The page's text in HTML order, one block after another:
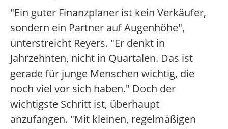
"Ein guter Finanzplaner ist kein Verkäufer,
sondern ein Partner auf Augenhöhe",
unterstreicht Reyers. "Er denkt in
Jahrzehnten, nicht in Quartalen. Das ist
gerade für junge Menschen wichtig, die
noch viel vor sich haben." Doch der
wichtigste Schritt ist, überhaupt
anzufangen. "Mit kleinen, regelmäßigen